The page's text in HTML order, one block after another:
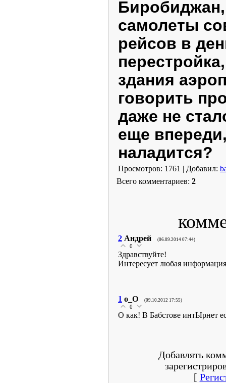
самолеты
рейсов в
перестройка,
здания
говорить
даже не
еще
наладится?
Просмотров: 1761 | Добавил:
Всего комментариев: 2
2 Андрей (06.09.2014 07:44)
0
Здравствуйте!
Интересует любая
1 о_О (09.10.2012 17:55)
0
О как! В Бабстове интЫрнет
Добавлять
[